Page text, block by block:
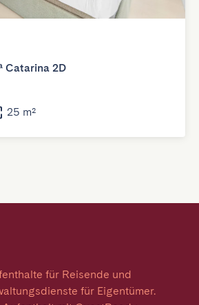
Catarina 2D
25 m²
für Reisende und
für Eigentümer.